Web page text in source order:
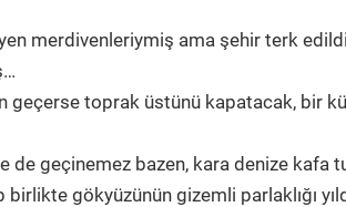
merdivenleriymiş ama şehir terk
geçerse toprak üstünü kapatacak, bir
geçinemez bazen, kara denize kafa
gökyüzünün gizemli parlaklığı